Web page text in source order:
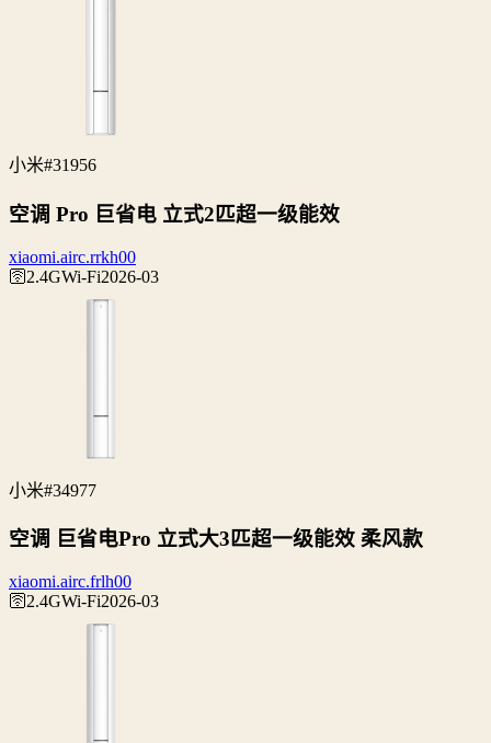
小米#31956
空调 Pro 巨省电 立式2匹超一级能效
xiaomi.airc.rrkh00
🛜2.4GWi‑Fi2026-03
小米#34977
空调 巨省电Pro 立式大3匹超一级能效 柔风款
xiaomi.airc.frlh00
🛜2.4GWi‑Fi2026-03